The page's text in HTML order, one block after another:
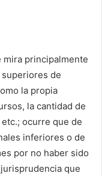
principalmente
de
la propia
la cantidad de
ocurre que de
inferiores o de
por no haber sido
que